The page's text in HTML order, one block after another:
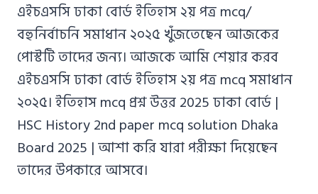
এইচএসসি ঢাকা বোর্ড ইতিহাস ২য় পত্র mcq/
বহুনির্বাচনি সমাধান ২০২৫ খুঁজতেছেন আজকের
পোস্টটি তাদের জন্য। আজকে আমি শেয়ার করব
এইচএসসি ঢাকা বোর্ড ইতিহাস ২য় পত্র mcq সমাধান
২০২৫। ইতিহাস mcq প্রশ্ন উত্তর 2025 ঢাকা বোর্ড |
HSC History 2nd paper mcq solution Dhaka
Board 2025 | আশা করি যারা পরীক্ষা দিয়েছেন
তাদের উপকারে আসবে।